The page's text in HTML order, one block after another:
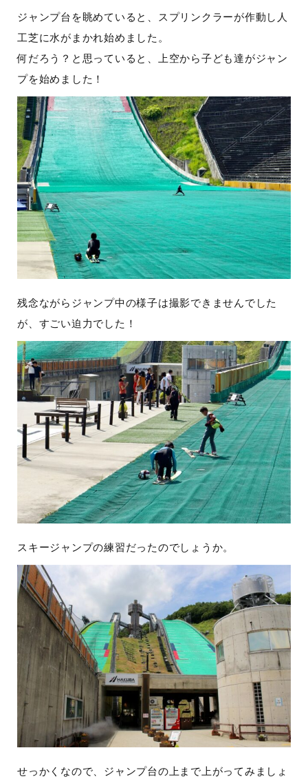
ジャンプ台を眺めていると、スプリンクラーが作動し人
工芝に水がまかれ始めました。
何だろう？と思っていると、上空から子ども達がジャン
プを始めました！
残念ながらジャンプ中の様子は撮影できませんでした
が、すごい迫力でした！
スキージャンプの練習だったのでしょうか。
せっかくなので、ジャンプ台の上まで上がってみましょ